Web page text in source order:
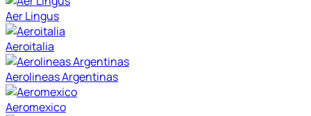
Aer Lingus
Aeroitalia
Aerolineas Argentinas
Aeromexico